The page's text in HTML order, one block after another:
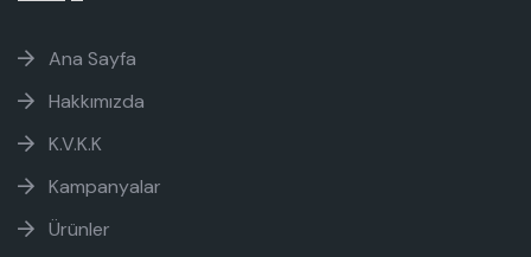
Ana Sayfa
Hakkımızda
K.V.K.K
Kampanyalar
Ürünler